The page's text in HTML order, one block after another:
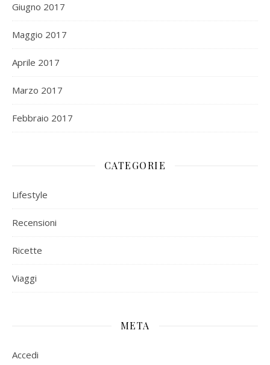
Giugno 2017
Maggio 2017
Aprile 2017
Marzo 2017
Febbraio 2017
CATEGORIE
Lifestyle
Recensioni
Ricette
Viaggi
META
Accedi